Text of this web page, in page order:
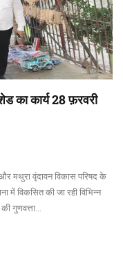
का कार्य 28 फ़रवरी
मथुरा वृंदावन विकास परिषद के
में विकसित की जा रही विभिन्न
की गुणवत्ता…